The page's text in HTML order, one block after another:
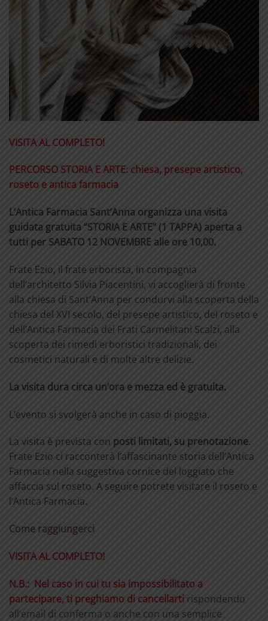
VISITA AL COMPLETO!
PERCORSO STORIA E ARTE: chiesa, presepe artistico,
roseto e antica farmacia
L’Antica Farmacia Sant’Anna organizza una visita
guidata gratuita “STORIA E ARTE” (1 TAPPA) aperta a
tutti per SABATO 12 NOVEMBRE alle ore 10,00.
Frate Ezio, il frate erborista, in compagnia
dell’architetto Silvia Piacentini, vi accoglierà di fronte
alla chiesa di Sant’Anna per condurvi alla scoperta della
chiesa del XVI secolo, del presepe artistico, del roseto e
dell’Antica Farmacia dei Frati Carmelitani Scalzi, alla
scoperta dei rimedi erboristici tradizionali, dei
cosmetici naturali e di molte altre delizie.
La visita dura circa un’ora e mezza ed è gratuita.
L’evento si svolgerà anche in caso di pioggia.
La visita è prevista con posti limitati, su prenotazione.
Frate Ezio ci racconterà l’affascinante storia dell’Antica
Farmacia nella suggestiva cornice del loggiato che
affaccia sul roseto. A seguire potrete visitare il roseto e
l’Antica Farmacia.
Come raggiungerci
VISITA AL COMPLETO!
N.B.: Nel caso in cui tu sia impossibilitato a
partecipare, ti preghiamo di cancellarti rispondendo
all’email di conferma o anche con una semplice